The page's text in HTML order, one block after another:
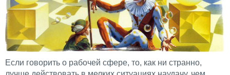
Если говорить о рабочей сфере, то, как ни странно,